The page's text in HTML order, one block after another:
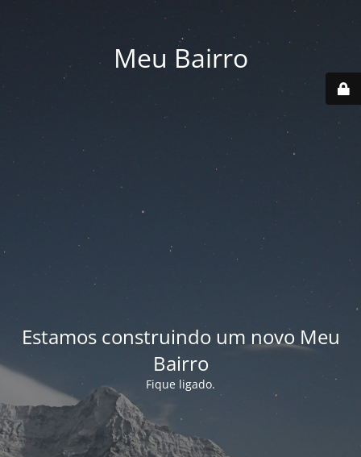
Meu Bairro
Estamos construindo um novo Meu
Bairro
Fique ligado.